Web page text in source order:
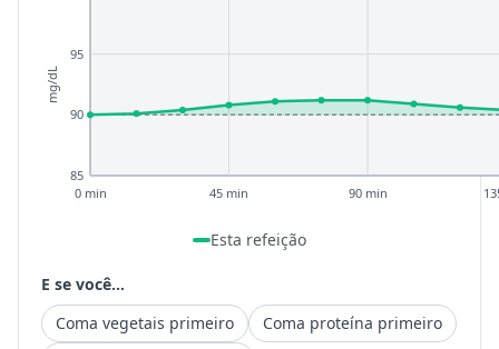
85
90
95
0 min 45 min 90 min
mg/dL
Esta refeição
E se você...
Coma vegetais primeiro
Coma proteína primeiro